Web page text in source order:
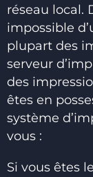
réseau local.
impossible
plupart des
serveur
des
êtes en
système
vous :
Si vous êtes